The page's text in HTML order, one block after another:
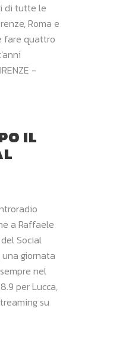
di tutte le
Roma e
fare quattro
-
IL
a Raffaele
Social
giornata
nel
per Lucca,
su